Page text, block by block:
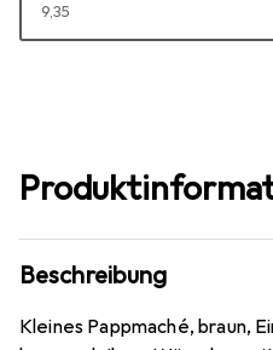
EUR
9,35
Beschreibung
Kleines Pappmaché, braun,